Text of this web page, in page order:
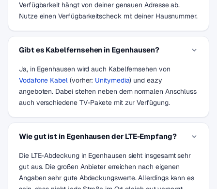
Verfügbarkeit hängt von deiner genauen Adresse ab.
Nutze einen Verfügbarkeitscheck mit deiner Hausnummer.
Gibt es Kabelfernsehen in Egenhausen?
Ja, in Egenhausen wird auch Kabelfernsehen von
Vodafone Kabel(vorher: Unitymedia) und eazy
angeboten. Dabei stehen neben dem normalen Anschluss
auch verschiedene TV-Pakete mit zur Verfügung.
Wie gut ist in Egenhausen der LTE-Empfang?
Die LTE-Abdeckung in Egenhausen sieht insgesamt sehr
gut aus. Die großen Anbieter erreichen nach eigenen
Angaben sehr gute Abdeckungswerte. Allerdings kann es